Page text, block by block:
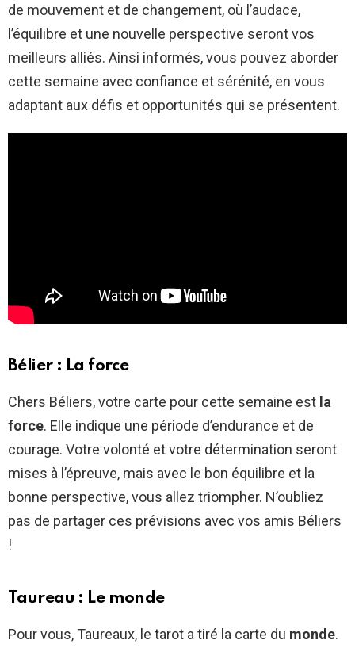
de mouvement et de changement, où l’audace,
l’équilibre et une nouvelle perspective seront vos
meilleurs alliés. Ainsi informés, vous pouvez aborder
cette semaine avec confiance et sérénité, en vous
adaptant aux défis et opportunités qui se présentent.
Bélier : La force
Chers Béliers, votre carte pour cette semaine est la
force. Elle indique une période d’endurance et de
courage. Votre volonté et votre détermination seront
mises à l’épreuve, mais avec le bon équilibre et la
bonne perspective, vous allez triompher. N’oubliez
pas de partager ces prévisions avec vos amis Béliers
!
Taureau : Le monde
Pour vous, Taureaux, le tarot a tiré la carte du monde.